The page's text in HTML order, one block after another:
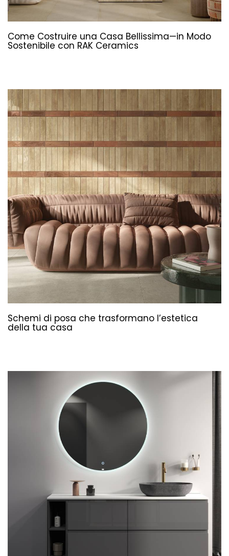
Come Costruire una Casa Bellissima—in Modo
Sostenibile con RAK Ceramics
Schemi di posa che trasformano l’estetica
della tua casa